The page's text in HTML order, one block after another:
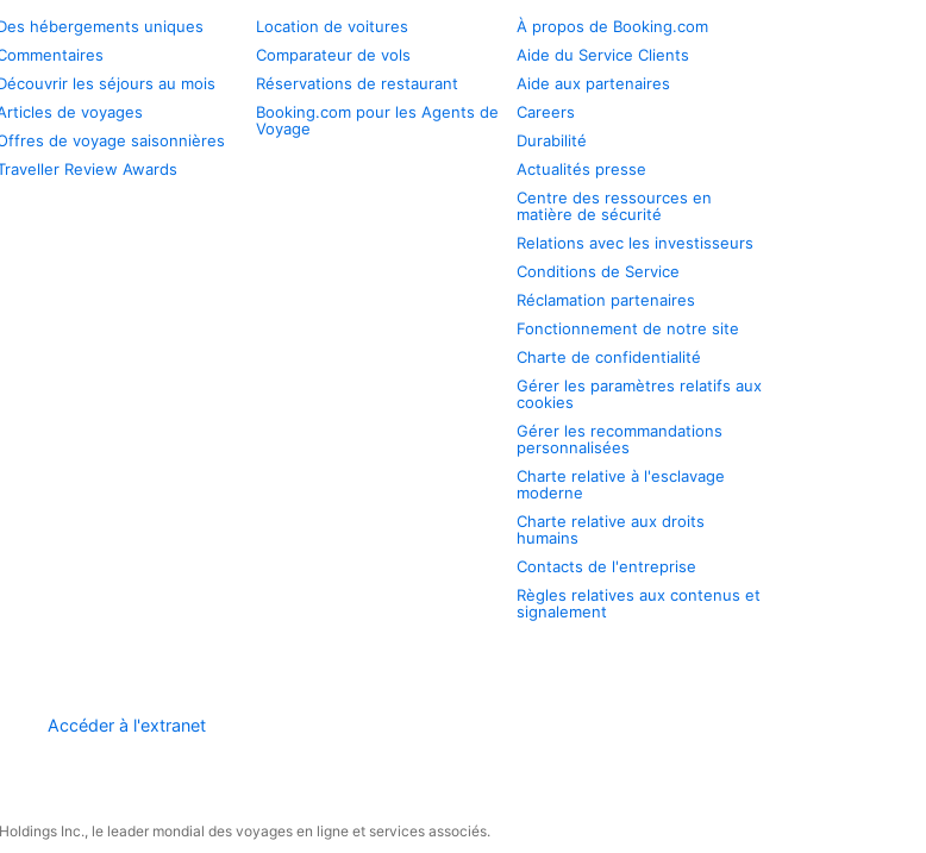
hébergements uniques
les séjours au mois
de voyages
de voyage saisonnières
Review Awards
Location de voitures
Comparateur de vols
Réservations de restaurant
Booking.com pour les Agents de
Voyage
À propos de Booking.com
Aide du Service Clients
Aide aux partenaires
Careers
Durabilité
Actualités presse
Centre des ressources en
matière de sécurité
Relations avec les investisseurs
Conditions de Service
Réclamation partenaires
Fonctionnement de notre site
Charte de confidentialité
Gérer les paramètres relatifs aux
cookies
Gérer les recommandations
personnalisées
Charte relative à l'esclavage
moderne
Charte relative aux droits
humains
Contacts de l'entreprise
Règles relatives aux contenus et
signalement
Accéder à l'extranet
Inc., le leader mondial des voyages en ligne et services associés.